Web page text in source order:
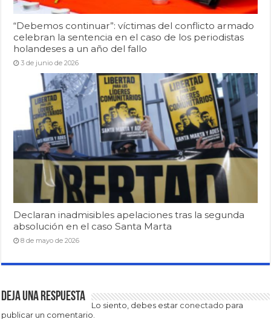
“Debemos continuar”: víctimas del conflicto armado
celebran la sentencia en el caso de los periodistas
holandeses a un año del fallo
3 de junio de 2026
Declaran inadmisibles apelaciones tras la segunda
absolución en el caso Santa Marta
8 de mayo de 2026
Deja una respuesta
Lo siento, debes estar conectado para
publicar un comentario.